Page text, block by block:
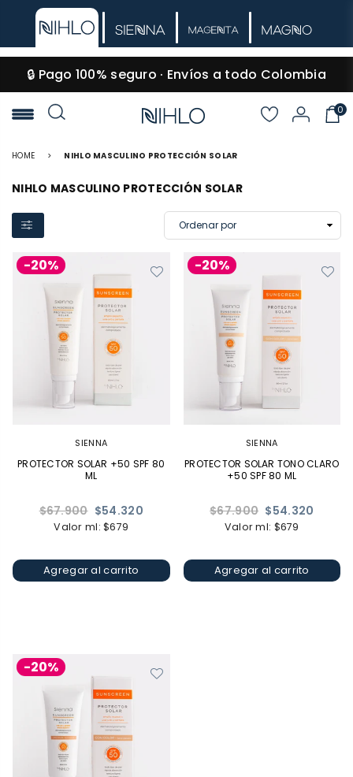
🔒 Pago 100% seguro · Envíos a todo Colombia
NIHLO
0
HOME > NIHLO MASCULINO PROTECCIÓN SOLAR
NIHLO MASCULINO PROTECCIÓN SOLAR
-20%
SIENNA
PROTECTOR SOLAR +50 SPF 80
ML
Precio
habitual
$67.900 $54.320
Valor ml: $679
Agregar al carrito
-20%
SIENNA
PROTECTOR SOLAR TONO CLARO
+50 SPF 80 ML
Precio
habitual
$67.900 $54.320
Valor ml: $679
Agregar al carrito
-20%